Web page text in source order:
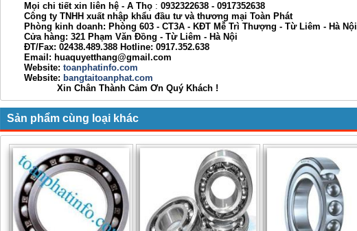
Mọi chi tiết xin liên hệ - A Thọ : 0932322638 - 0917352638
Công ty TNHH xuất nhập khẩu đầu tư và thương mại Toàn Phát
Phòng kinh doanh: Phòng 603 - CT3A - KĐT Mễ Trì Thượng - Từ Liêm - Hà Nội
Cửa hàng: 321 Phạm Văn Đồng - Từ Liêm - Hà Nội
ĐT/Fax: 02438.489.388 Hotline: 0917.352.638
Email: huaquyetthang@gmail.com
Website: toanphatinfo.com
Website: bangtaitoanphat.com
Xin Chân Thành Cảm Ơn Quý Khách !
Sản phẩm cùng loại khác